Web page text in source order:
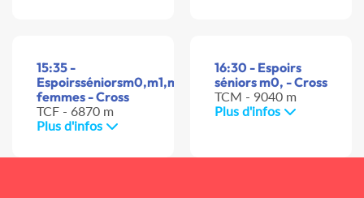
15:35 -
Espoirsséniorsm0,m1,m2
femmes - Cross
TCF - 6870 m
Plus d'infos
16:30 - Espoirs
séniors m0, - Cross
TCM - 9040 m
Plus d'infos